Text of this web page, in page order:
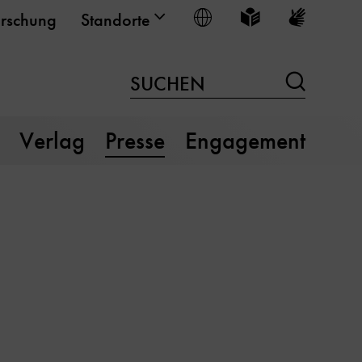
Standorte Sprache wählen
Leichte Sprache
SUCHEN
Verlag Presse Engagement